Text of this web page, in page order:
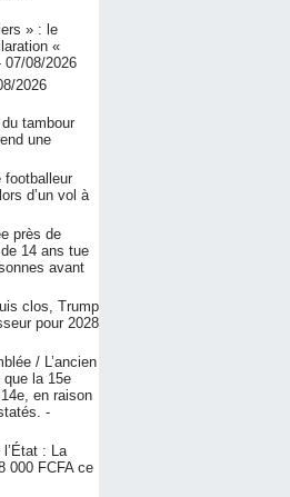
» : le
«
07/08/2026
2026
tambour
une
footballeur
d’un vol à
près de
14 ans tue
avant
clos, Trump
pour 2028
/ L’ancien
la 15e
en raison
-
: La
000 FCFA ce